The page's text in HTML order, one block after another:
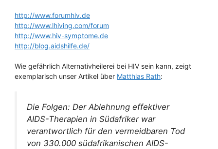
http://www.forumhiv.de
http://www.lhiving.com/forum
http://www.hiv-symptome.de
http://blog.aidshilfe.de/
Wie gefährlich Alternativheilerei bei HIV sein kann, zeigt
exemplarisch unser Artikel über Matthias Rath:
Die Folgen: Der Ablehnung effektiver
AIDS-Therapien in Südafriker war
verantwortlich für den vermeidbaren Tod
von 330.000 südafrikanischen AIDS-